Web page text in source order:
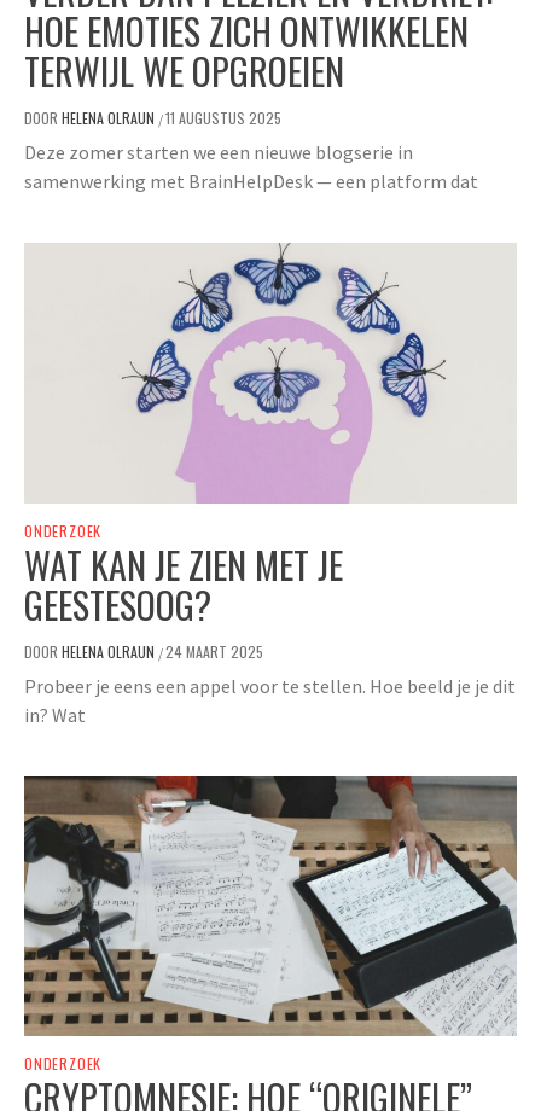
HOE EMOTIES ZICH ONTWIKKELEN
TERWIJL WE OPGROEIEN
DOOR HELENA OLRAUN /11 AUGUSTUS 2025
Deze zomer starten we een nieuwe blogserie in
samenwerking met BrainHelpDesk — een platform dat
ONDERZOEK
WAT KAN JE ZIEN MET JE
GEESTESOOG?
DOOR HELENA OLRAUN /24 MAART 2025
Probeer je eens een appel voor te stellen. Hoe beeld je je dit
in? Wat
ONDERZOEK
CRYPTOMNESIE: HOE “ORIGINELE”